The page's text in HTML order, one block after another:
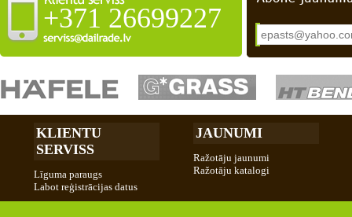
+371 26699227
KLIENTU
SERVISS
Līguma paraugs
Labot reģistrācijas datus
JAUNUMI
Ražotāju jaunumi
Ražotāju katalogi